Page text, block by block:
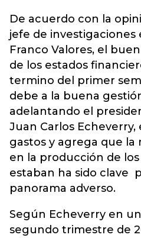
De acuerdo con la
jefe de investigaciones
Franco Valores, el
de los estados
termino del primer
debe a la buena
adelantando el
Juan Carlos
gastos y agrega que la
en la producción de
estaban ha sido clave
panorama adverso.
Según Echeverry en
segundo trimestre de